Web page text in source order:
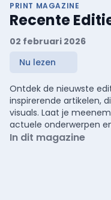
PRINT MAGAZINE
Recente
02 februari 2026
Nu lezen
Ontdek de nieuwste
inspirerende artikelen,
visuals. Laat je
actuele onderwerpen
In dit magazine